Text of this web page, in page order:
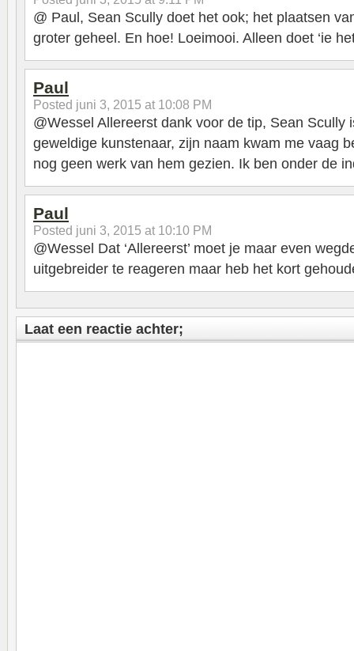
@ Paul, Sean Scully doet het ook; het plaatsen
groter geheel. En hoe! Loeimooi. Alleen doet ‘ie
Paul
Posted juni 3, 2015 at 10:08 PM
@Wessel Allereerst dank voor de tip, Sean Scully
geweldige kunstenaar, zijn naam kwam me vaag
nog geen werk van hem gezien. Ik ben onder de
Paul
Posted juni 3, 2015 at 10:10 PM
@Wessel Dat ‘Allereerst’ moet je maar even
uitgebreider te reageren maar heb het kort
Laat een reactie achter;